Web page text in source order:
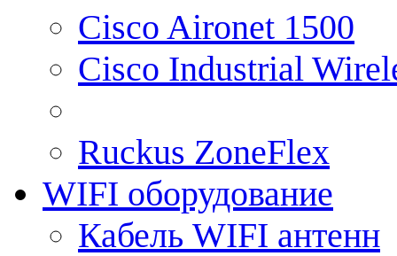
Cisco Aironet 1500
Cisco Industrial
Ruckus ZoneFlex
WIFI оборудование
Кабель WIFI антенн